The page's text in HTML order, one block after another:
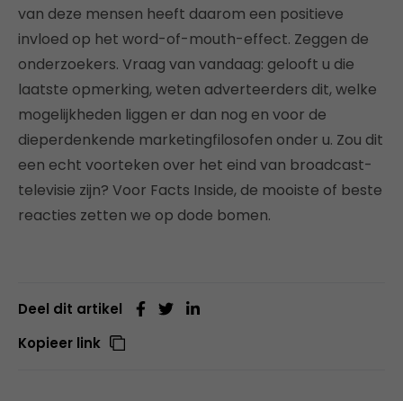
van deze mensen heeft daarom een positieve
invloed op het word-of-mouth-effect. Zeggen de
onderzoekers. Vraag van vandaag: gelooft u die
laatste opmerking, weten adverteerders dit, welke
mogelijkheden liggen er dan nog en voor de
dieperdenkende marketingfilosofen onder u. Zou dit
een echt voorteken over het eind van broadcast-
televisie zijn? Voor Facts Inside, de mooiste of beste
reacties zetten we op dode bomen.
Deel dit artikel
Kopieer link